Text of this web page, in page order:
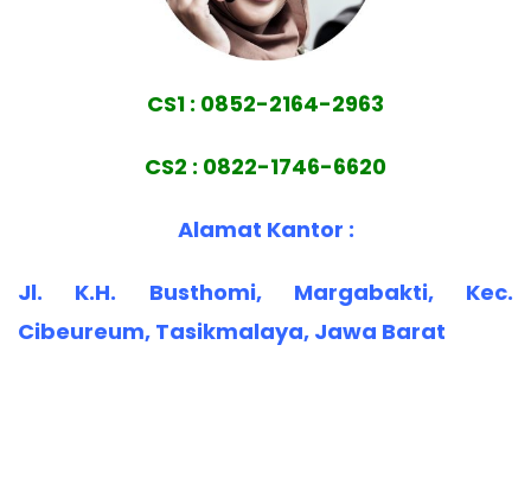
CS1 : 0852-2164-2963
CS2 : 0822-1746-6620
Alamat Kantor :
Jl. K.H. Busthomi, Margabakti, Kec.
Cibeureum, Tasikmalaya, Jawa Barat